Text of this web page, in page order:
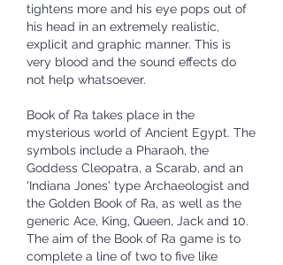
tightens more and his eye pops out of
his head in an extremely realistic,
explicit and graphic manner. This is
very blood and the sound effects do
not help whatsoever.
Book of Ra takes place in the
mysterious world of Ancient Egypt. The
symbols include a Pharaoh, the
Goddess Cleopatra, a Scarab, and an
'Indiana Jones' type Archaeologist and
the Golden Book of Ra, as well as the
generic Ace, King, Queen, Jack and 10.
The aim of the Book of Ra game is to
complete a line of two to five like